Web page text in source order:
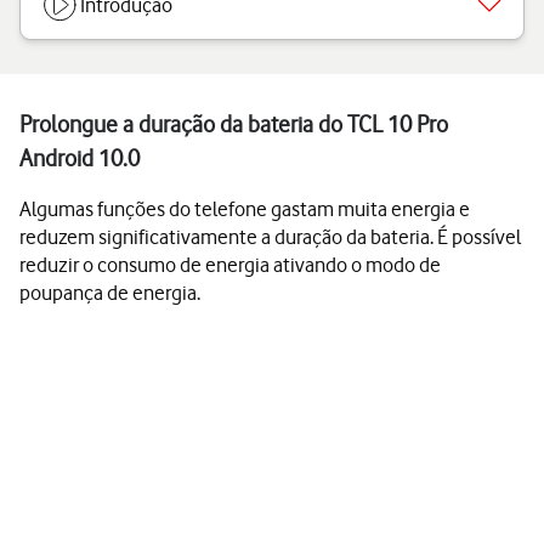
Introdução
Prolongue a duração da bateria do TCL 10 Pro
Android 10.0
Algumas funções do telefone gastam muita energia e
reduzem significativamente a duração da bateria. É possível
reduzir o consumo de energia ativando o modo de
poupança de energia.